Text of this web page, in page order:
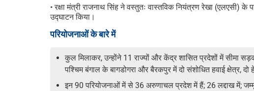
• रक्षा मंत्री राजनाथ सिंह ने वस्तुतः वास्तविक नियंत्रण रेखा (एलएसी) के
उद्घाटन किया।
परियोजनाओं के बारे में
कुल मिलाकर, उन्होंने 11 राज्यों और केंद्र शासित प्रदेशों में सीमा
पश्चिम बंगाल के बागडोगरा और बैरकपुर में दो संशोधित हवाई
इन 90 परियोजनाओं में से 36 अरुणाचल प्रदेश में हैं; 26 लद्दाख में;